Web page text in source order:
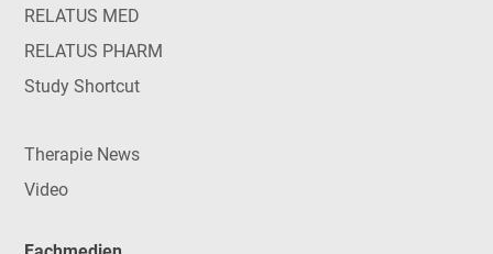
RELATUS MED
RELATUS PHARM
Study Shortcut
Therapie News
Video